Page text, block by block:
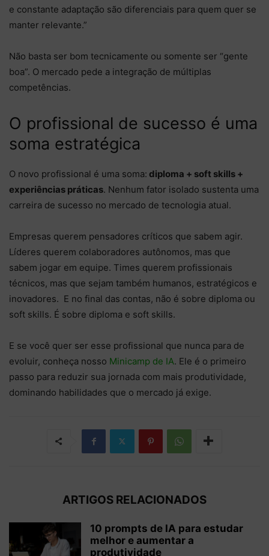
e constante adaptação são diferenciais para quem quer se
manter relevante.”
Não basta ser bom tecnicamente ou somente ser “gente
boa”. O mercado pede a integração de múltiplas
competências.
O profissional de sucesso é uma
soma estratégica
O novo profissional é uma soma: diploma + soft skills +
experiências práticas. Nenhum fator isolado sustenta uma
carreira de sucesso no mercado de tecnologia atual.
Empresas querem pensadores críticos que sabem agir.
Líderes querem colaboradores autônomos, mas que
sabem jogar em equipe. Times querem profissionais
técnicos, mas que sejam também humanos, estratégicos e
inovadores. E no final das contas, não é sobre diploma ou
soft skills. É sobre diploma e soft skills.
E se você quer ser esse profissional que nunca para de
evoluir, conheça nosso Minicamp de IA. Ele é o primeiro
passo para reduzir sua jornada com mais produtividade,
dominando habilidades que o mercado já exige.
ARTIGOS RELACIONADOS
10 prompts de IA para estudar
melhor e aumentar a
produtividade